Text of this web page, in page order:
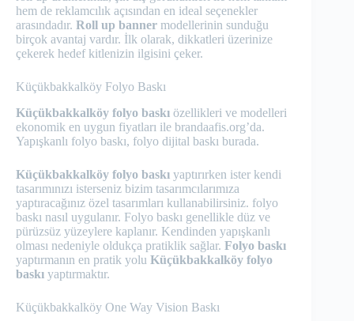
hem de reklamcılık açısından en ideal seçenekler
arasındadır. Roll up banner modellerinin sunduğu
birçok avantaj vardır. İlk olarak, dikkatleri üzerinize
çekerek hedef kitlenizin ilgisini çeker.
Küçükbakkalköy Folyo Baskı
Küçükbakkalköy folyo baskı özellikleri ve modelleri
ekonomik en uygun fiyatları ile brandaafis.org’da.
Yapışkanlı folyo baskı, folyo dijital baskı burada.
Küçükbakkalköy folyo baskı yaptırırken ister kendi
tasarımınızı isterseniz bizim tasarımcılarımıza
yaptıracağınız özel tasarımları kullanabilirsiniz. folyo
baskı nasıl uygulanır. Folyo baskı genellikle düz ve
pürüzsüz yüzeylere kaplanır. Kendinden yapışkanlı
olması nedeniyle oldukça pratiklik sağlar. Folyo baskı
yaptırmanın en pratik yolu Küçükbakkalköy folyo
baskı yaptırmaktır.
Küçükbakkalköy One Way Vision Baskı